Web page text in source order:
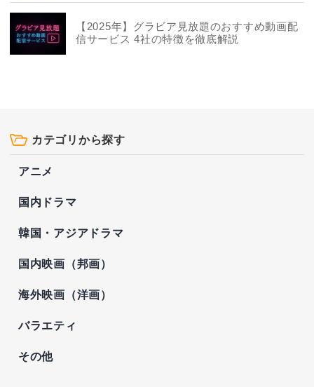
【2025年】グラビア見放題のおすすめ動画配
信サービス 4社の特徴を徹底解説
カテゴリから探す
アニメ
国内ドラマ
韓国・アジアドラマ
国内映画（邦画）
海外映画（洋画）
バラエティ
その他